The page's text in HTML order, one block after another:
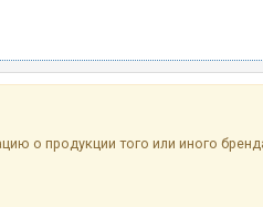
о продукции того или иного